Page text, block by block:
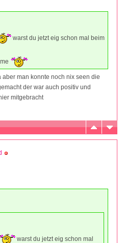
warst du jetzt eig schon mal beim
man konnte noch nix seen die
der war auch positiv und
mitgebracht
warst du jetzt eig schon mal